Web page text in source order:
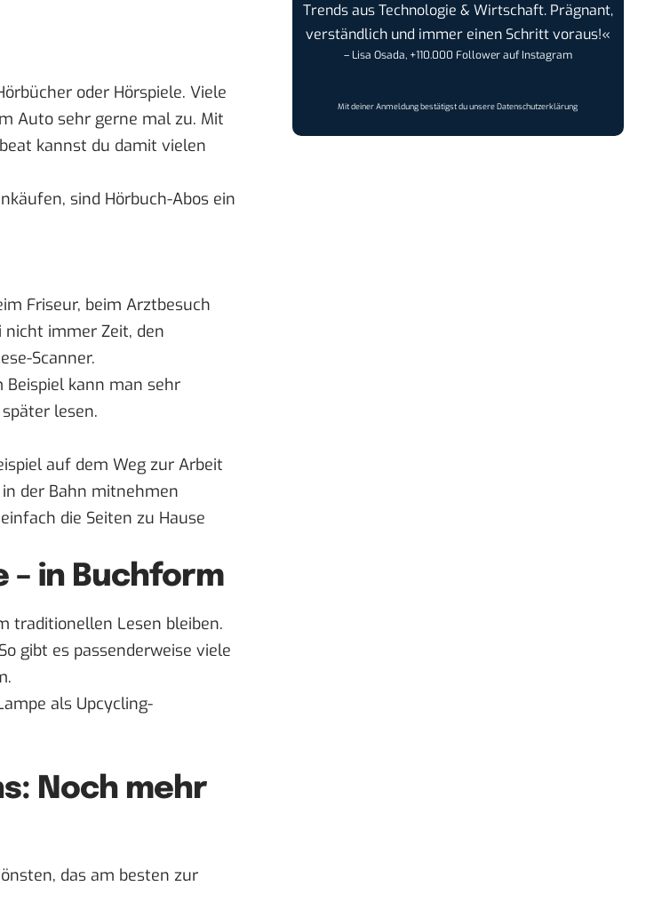
oder Hörspiele. Viele
Auto sehr gerne mal zu. Mit
kannst du damit vielen
sind Hörbuch-Abos ein
Friseur, beim Arztbesuch
nicht immer Zeit, den
Scanner.
Beispiel kann man sehr
lesen.
auf dem Weg zur Arbeit
der Bahn mitnehmen
die Seiten zu Hause
– in Buchform
traditionellen Lesen bleiben.
gibt es passenderweise viele
als Upcycling-
Noch mehr
das am besten zur
Trends aus Technologie & Wirtschaft. Prägnant,
verständlich und immer einen Schritt voraus!«
– Lisa Osada, +110.000 Follower auf Instagram
Mit deiner Anmeldung bestätigst du unsereDatenschutzerklärung